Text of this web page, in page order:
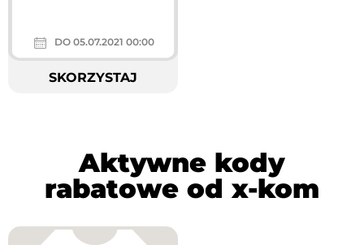
DO 05.07.2021 00:00
SKORZYSTAJ
Aktywne kody
rabatowe od x-kom